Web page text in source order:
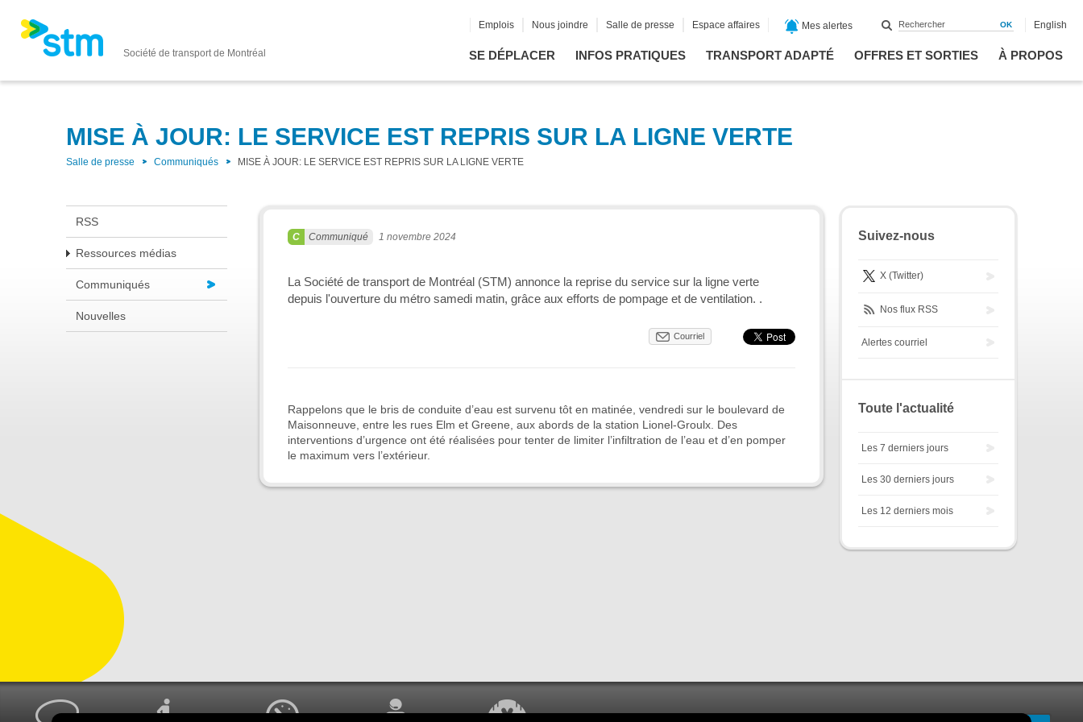
Société de transport de Montréal SE DÉPLACER INFOS PRATIQUES TRANSPORT ADAPTÉ OFFRES ET SORTIES À PROPOS
Emplois Nous joindre Salle de presse Espace affaires Mes alertes English
MISE À JOUR: LE SERVICE EST REPRIS SUR LA LIGNE VERTE
Salle de presse Communiqués MISE À JOUR: LE SERVICE EST REPRIS SUR LA LIGNE VERTE
RSS
Ressources médias
Communiqués
Nouvelles
Communiqué 1 novembre 2024
La Société de transport de Montréal (STM) annonce la reprise du service sur la ligne verte
depuis l'ouverture du métro samedi matin, grâce aux efforts de pompage et de ventilation. .
Courriel
Rappelons que le bris de conduite d’eau est survenu tôt en matinée, vendredi sur le boulevard de
Maisonneuve, entre les rues Elm et Greene, aux abords de la station Lionel-Groulx. Des
interventions d’urgence ont été réalisées pour tenter de limiter l’infiltration de l’eau et d’en pomper
le maximum vers l’extérieur.
Suivez-nous
X (Twitter)
Nos flux RSS
Alertes courriel
Toute l'actualité
Les 7 derniers jours
Les 30 derniers jours
Les 12 derniers mois